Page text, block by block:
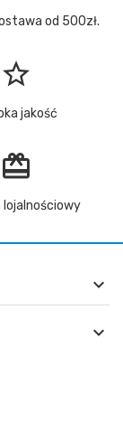
od 500zł.
star_border
jakość
redeem
lojalnościowy

